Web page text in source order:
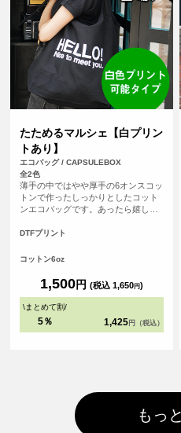
たためるマルシェ【白プリン
トあり】
エコバッグ / CAPSULEBOX
全2色
薄手の中ではやや厚手の6オンスコッ
トンで作ったしっかりとしたコット
ンエコバッグです。あったら嬉しい
ケットに入れればコンパクトにする
り、とてもしっかりとしたエコバッ
からフルカラープリントでオリジナ
ルエコバッグを作ることができま
す！（※弊社オリジナルバッグのた
DTFプリント
コットン6oz
1,500円 (税込 1,650円)
\まとめて割/
5％ 1,425 円（税込）
もっ